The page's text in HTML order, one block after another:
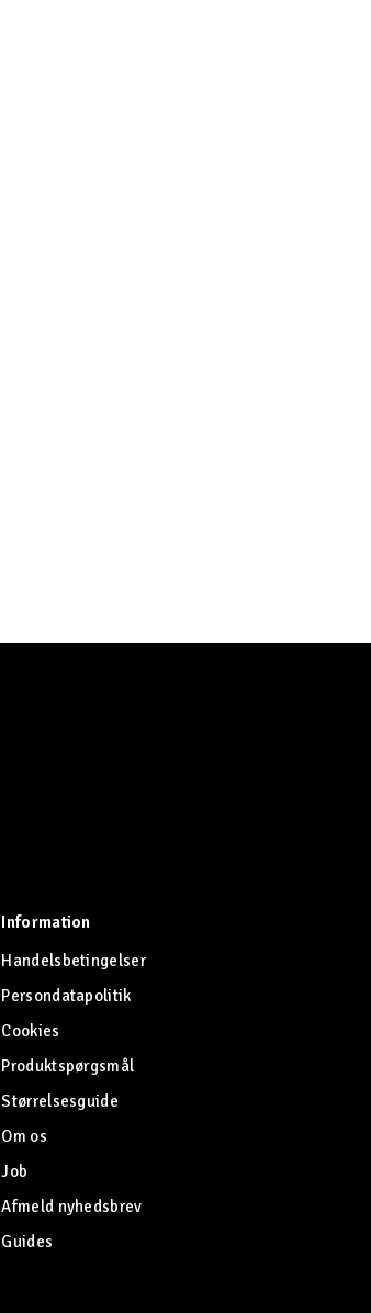
Information
Handelsbetingelser
Persondatapolitik
Cookies
Produktspørgsmål
Størrelsesguide
Om os
Job
Afmeld nyhedsbrev
Guides